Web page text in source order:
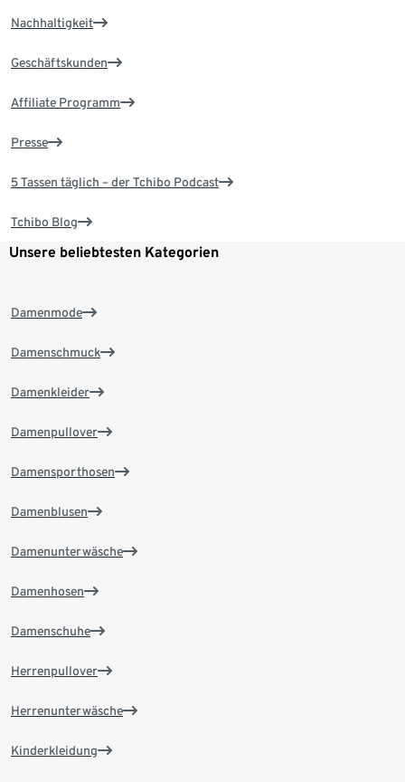
Nachhaltigkeit
Geschäftskunden
Affiliate Programm
Presse
5 Tassen täglich – der Tchibo Podcast
Tchibo Blog
Unsere beliebtesten Kategorien
Damenmode
Damenschmuck
Damenkleider
Damenpullover
Damensporthosen
Damenblusen
Damenunterwäsche
Damenhosen
Damenschuhe
Herrenpullover
Herrenunterwäsche
Kinderkleidung